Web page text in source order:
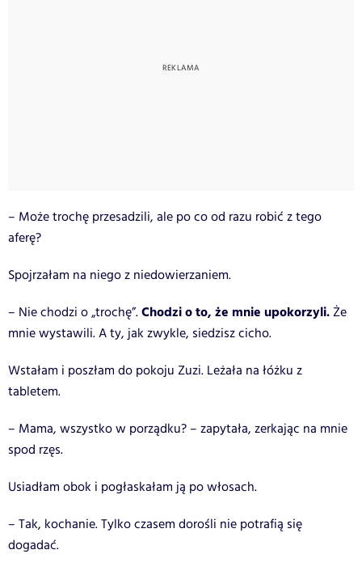
– Może trochę przesadzili, ale po co od razu robić z tego
aferę?
Spojrzałam na niego z niedowierzaniem.
– Nie chodzi o „trochę”.Chodzi o to, że mnie upokorzyli.Że
mnie wystawili. A ty, jak zwykle, siedzisz cicho.
Wstałam i poszłam do pokoju Zuzi. Leżała na łóżku z
tabletem.
– Mama, wszystko w porządku? – zapytała, zerkając na mnie
spod rzęs.
Usiadłam obok i pogłaskałam ją po włosach.
– Tak, kochanie. Tylko czasem dorośli nie potrafią się
dogadać.